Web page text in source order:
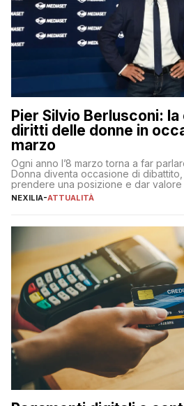
Pier Silvio Berlusconi:
diritti delle donne in
marzo
Ogni anno l’8 marzo torna a far
Donna diventa occasione di
prendere una posizione e dar valore
sua complessità e crucialità. A
NEXILIA-ATTUALITÀ